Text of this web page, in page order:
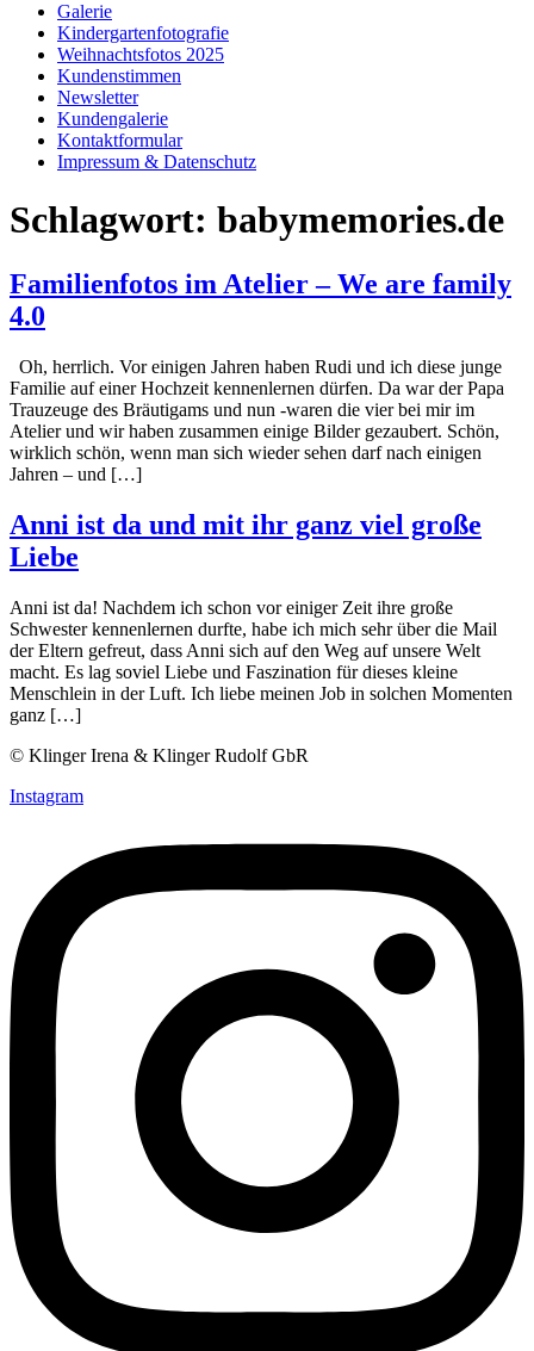
Galerie
Kindergartenfotografie
Weihnachtsfotos 2025
Kundenstimmen
Newsletter
Kundengalerie
Kontaktformular
Impressum & Datenschutz
Schlagwort: babymemories.de
Familienfotos im Atelier – We are family
4.0
Oh, herrlich. Vor einigen Jahren haben Rudi und ich diese junge
Familie auf einer Hochzeit kennenlernen dürfen. Da war der Papa
Trauzeuge des Bräutigams und nun -waren die vier bei mir im
Atelier und wir haben zusammen einige Bilder gezaubert. Schön,
wirklich schön, wenn man sich wieder sehen darf nach einigen
Jahren – und […]
Anni ist da und mit ihr ganz viel große
Liebe
Anni ist da! Nachdem ich schon vor einiger Zeit ihre große
Schwester kennenlernen durfte, habe ich mich sehr über die Mail
der Eltern gefreut, dass Anni sich auf den Weg auf unsere Welt
macht. Es lag soviel Liebe und Faszination für dieses kleine
Menschlein in der Luft. Ich liebe meinen Job in solchen Momenten
ganz […]
© Klinger Irena & Klinger Rudolf GbR
Instagram